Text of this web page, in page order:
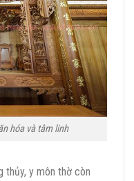
hóa và tâm linh
thủy, y môn thờ còn